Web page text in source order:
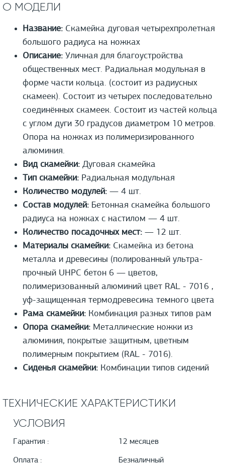
О МОДЕЛИ
Название: Скамейка дуговая четырехпролетная
большого радиуса на ножках
Описание: Уличная для благоустройства
общественных мест. Радиальная модульная в
форме части кольца. (состоит из радиусных
скамеек). Состоит из четырех последовательно
соединённых скамеек. Состоит из частей кольца
с углом дуги 30 градусов диаметром 10 метров.
Опора на ножках из полимеризированного
алюминия.
Вид скамейки: Дуговая скамейка
Тип скамейки: Радиальная модульная
Количество модулей: — 4 шт.
Состав модулей: Бетонная скамейка большого
радиуса на ножках с настилом — 4 шт.
Количество посадочных мест: — 12 шт.
Материалы скамейки: Скамейка из бетона
металла и древесины (полированный ультра-
прочный UHPС бетон 6 — цветов,
полимеризованный алюминий цвет RAL - 7016 ,
уф-защищенная термодревесина темного цвета
Рама скамейки: Комбинация разных типов рам
Опора скамейки: Металлические ножки из
алюминия, покрытые защитным, цветным
полимерным покрытием (RAL - 7016).
Сиденья скамейки: Комбинации типов сидений
ТЕХНИЧЕСКИЕ ХАРАКТЕРИСТИКИ
УСЛОВИЯ
Гарантия : 12 месяцев
Оплата :
Безналичный